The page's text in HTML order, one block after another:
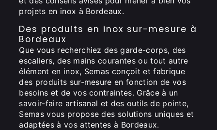
projets en inox à Bordeaux.
Des produits en inox sur-mesure à
Bordeaux
Que vous recherchiez des garde-corps, des
escaliers, des mains courantes ou tout autre
élément en inox, Semas conçoit et fabrique
des produits sur-mesure en fonction de vos
besoins et de vos contraintes. Grâce à un
savoir-faire artisanal et des outils de pointe,
Semas vous propose des solutions uniques et
adaptées à vos attentes à Bordeaux.